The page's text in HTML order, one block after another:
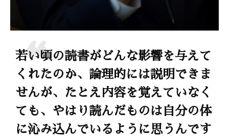
若い頃の読書がどんな影響を与えて
くれたのか、論理的には説明できま
せんが、たとえ内容を覚えていなく
ても、やはり読んだものは自分の体
に沁み込んでいるように思うんです